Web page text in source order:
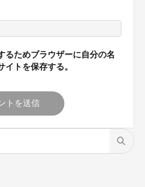
るためブラウザーに自分の名
トを保存する。